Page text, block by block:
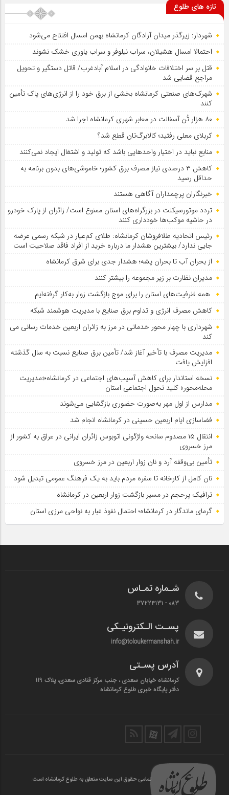
تازه های طلوع
شهردار: زیرگذر میدان آزادگان کرمانشاه بهمن امسال افتتاح می‌شود
احتمالا امسال هشیلان، سراب نیلوفر و سراب یاوری خشک نشوند
قتل بر سر اختلافات خانوادگی در اسلام آبادغرب/ قاتل دستگیر و تحویل
مراجع قضایی شد
شهرک‌های صنعتی کرمانشاه بخشی از برق خود را از انرژی‌های پاک تأمین
کنند
۸۰ هزار تُن آسفالت در معابر شهری کرمانشاه اجرا شد
کربلای معلی رفتید؛ کالابرگ‌تان قطع شد؟
منابع نباید در اختیار واحدهایی باشد که تولید و اشتغال ایجاد نمی‌کنند
کاهش ۳ درصدی نیاز مصرف برق کشور؛ خاموشی‌های بدون برنامه به
حداقل رسید
خبرنگاران پرچمداران آگاهی هستند
تردد موتورسیکلت در بزرگراه‌های استان ممنوع است/ زائران از پارک خودرو
در حاشیه موکب‌ها خودداری کنند
رئیس اتحادیه طلافروشان کرمانشاه: طلای کم‌عیار در شبکه رسمی عرضه
جایی ندارد/ بیشترین هشدار ما درباره خرید از افراد فاقد صلاحیت است
از بحران آب تا بحران پشه؛ هشدار جدی برای شرق کرمانشاه
مدیران نظارت بر زیر مجموعه را بیشتر کنند
همه ظرفیت‌های استان را برای موج بازگشت زوار به‌کار گرفته‌ایم
کاهش مصرف انرژی و تداوم برق صنایع با مدیریت هوشمند شبکه
شهرداری با چهار محور خدماتی در مرز به زائران اربعین خدمات رسانی می
کند
مدیریت مصرف با تأخیر آغاز شد/ تأمین برق صنایع نسبت به سال گذشته
افزایش یافت
نسخه استاندار برای کاهش آسیب‌های اجتماعی در کرمانشاه؛«مدیریت
محله‌محور» کلید تحول اجتماعی استان
مدارس از اول مهر به‌صورت حضوری بازگشایی می‌شوند
فضاسازی ایام اربعین حسینی در کرمانشاه انجام شد
انتقال ۱۵ مصدوم سانحه واژگونی اتوبوس زائران ایرانی در عراق به کشور از
مرز خسروی
تأمین بی‌وقفه آرد و نان زوار اربعین در مرز خسروی
نان کامل از کارخانه تا سفره مردم باید به یک فرهنگ عمومی تبدیل شود
ترافیک پرحجم در مسیر بازگشت زوار اربعین در کرمانشاه
گرمای ماندگار در کرمانشاه؛ احتمال نفوذ غبار به نواحی مرزی استان
شـماره تمـاس
083 - 37224131
پسـت الـکترونیـکی
info@toloukermanshah.ir
آدرس پسـتی
کرمانشاه خیابان سعدی ، جنب مرکز قنادی سعدی، پلاک 119
دفتر پایگاه خبری طلوع کرمانشاه
تمامی حقوق این سایت متعلق به طلوع کرمانشاه است.